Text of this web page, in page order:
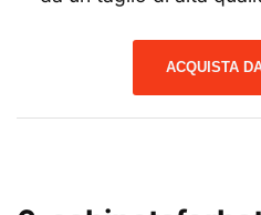
ACQUISTA